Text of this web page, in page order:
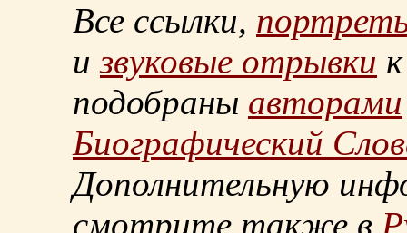
Все ссылки,
извуковые отрывки
подобраны авторами
Биографический
Дополнительную
смотрите также в